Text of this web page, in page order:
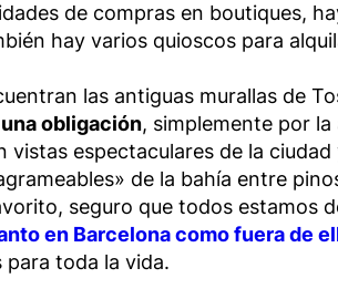
de compras en boutiques,
hay varios quioscos para
las antiguas murallas de
obligación, simplemente por
vistas espectaculares de la
de la bahía entre
seguro que todos estamos
en Barcelona como fuera de
para toda la vida.